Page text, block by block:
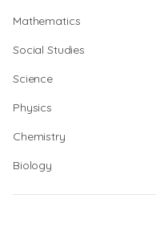
Mathematics
Social Studies
Science
Physics
Chemistry
Biology